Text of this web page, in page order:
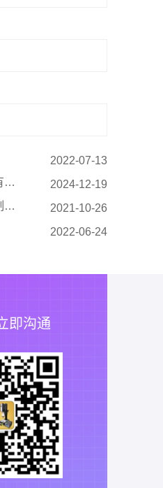
2022-07-13
2024-12-19
2021-10-26
2022-06-24
即沟通